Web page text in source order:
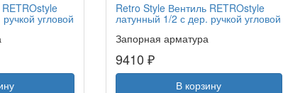
угловой
Retro Style Вентиль RETROstyle
латунный 1/2 с дер. ручкой угловой
Запорная арматура
9410 ₽
В корзину